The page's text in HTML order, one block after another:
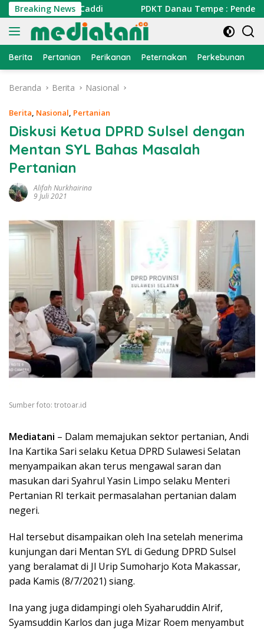
Langsung
ke
konten
Breaking News
Barrang Caddi PDKT Danau Tempe : Pendekatan
Berita Pertanian Perikanan Peternakan Perkebunan
Beranda Berita Nasional
Berita, Nasional, Pertanian
Diskusi Ketua DPRD Sulsel dengan
Mentan SYL Bahas Masalah
Pertanian
Alifah Nurkhairina
9 Juli 2021
Sumber foto: trotoar.id
Mediatani – Dalam memajukan sektor pertanian, Andi
Ina Kartika Sari selaku Ketua DPRD Sulawesi Selatan
menyampaikan akan terus mengawal saran dan
masukan dari Syahrul Yasin Limpo selaku Menteri
Pertanian RI terkait permasalahan pertanian dalam
negeri.
Hal tersebut disampaikan oleh Ina setelah menerima
kunjungan dari Mentan SYL di Gedung DPRD Sulsel
yang beralamat di Jl Urip Sumoharjo Kota Makassar,
pada Kamis (8/7/2021) siang.
Ina yang juga didampingi oleh Syaharuddin Alrif,
Syamsuddin Karlos dan juga Mizar Roem menyambut